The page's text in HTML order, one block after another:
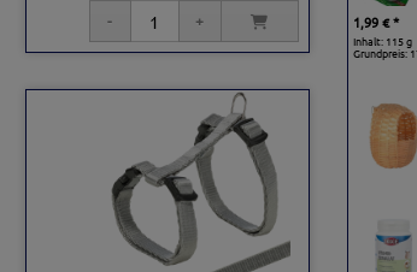
1,99 € *
Inhalt: 115 g
Grundpreis: